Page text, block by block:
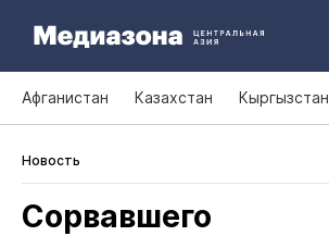
Афганистан Казахстан Кыргызстан
Новость
Сорвавшего